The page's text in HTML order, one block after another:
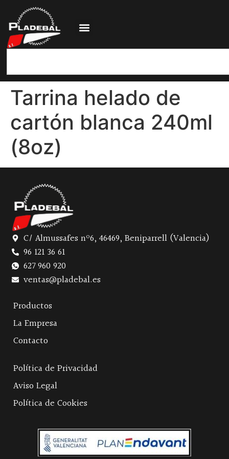
Tarrina helado de
cartón blanca 240ml
(8oz)
C/ Almussafes nº6, 46469, Beniparrell (Valencia)
96 121 36 61
627 960 920
ventas@pladebal.es
Productos
La Empresa
Contacto
Política de Privacidad
Aviso Legal
Política de Cookies